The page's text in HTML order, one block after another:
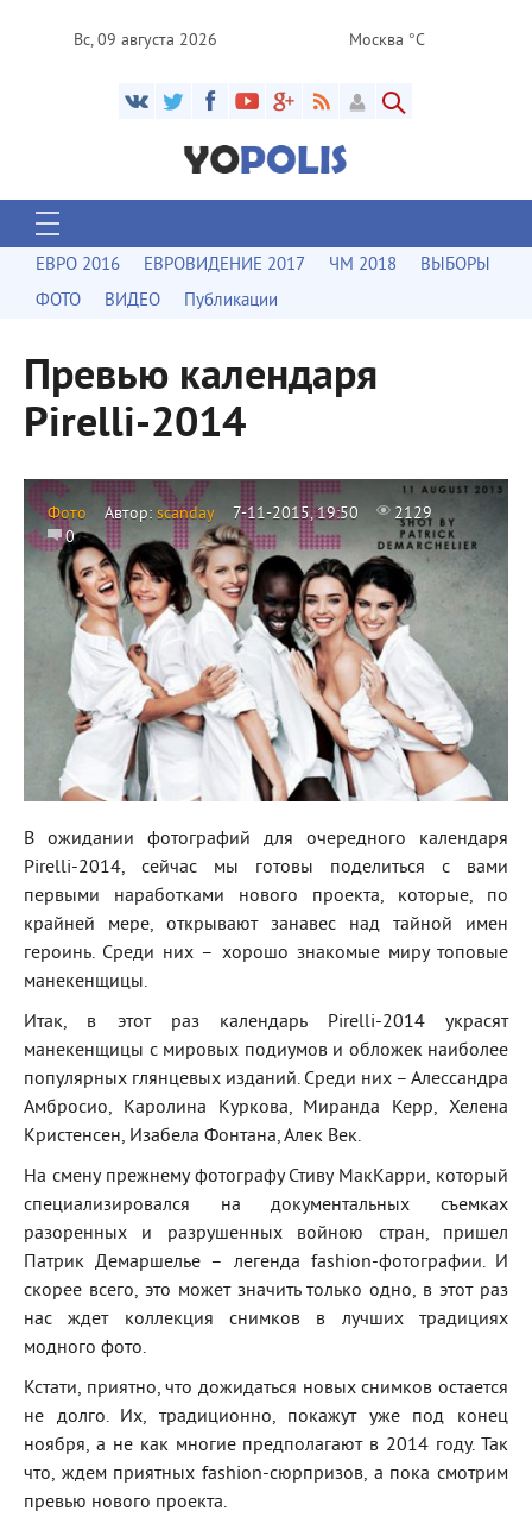
Вс, 09 августа 2026 Москва °C
ЕВРО 2016 ЕВРОВИДЕНИЕ 2017 ЧМ 2018
ВЫБОРЫ
ФОТО
ВИДЕО Публикации
Превью календаря
Pirelli-2014
Фото Автор: scanday 7-11-2015, 19:50
2129
0
В ожидании фотографий для очередного календаря
Pirelli-2014, сейчас мы готовы поделиться с вами
первыми наработками нового проекта, которые, по
крайней мере, открывают занавес над тайной имен
героинь. Среди них – хорошо знакомые миру топовые
манекенщицы.
Итак, в этот раз календарь Pirelli-2014 украсят
манекенщицы с мировых подиумов и обложек наиболее
популярных глянцевых изданий. Среди них – Алессандра
Амбросио, Каролина Куркова, Миранда Керр, Хелена
Кристенсен, Изабела Фонтана, Алек Век.
На смену прежнему фотографу Стиву МакКарри, который
специализировался на документальных съемках
разоренных и разрушенных войною стран, пришел
Патрик Демаршелье – легенда fashion-фотографии. И
скорее всего, это может значить только одно, в этот раз
нас ждет коллекция снимков в лучших традициях
модного фото.
Кстати, приятно, что дожидаться новых снимков остается
не долго. Их, традиционно, покажут уже под конец
ноября, а не как многие предполагают в 2014 году. Так
что, ждем приятных fashion-сюрпризов, а пока смотрим
превью нового проекта.